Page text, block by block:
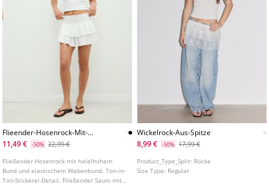
Flieender-Hosenrock-Mit-
Volants
11,49 € -50% 22,99 €
Fließender Hosenrock mit halelhohem
Bund und elastischem Wabenbund. Ton-in-
Ton-Stickerei-Detail. Fließender Saum mit
Wickelrock-Aus-Spitze
8,99 €
-50% 17,99 €
Product_Type_Split: Röcke
Size Type: Regular